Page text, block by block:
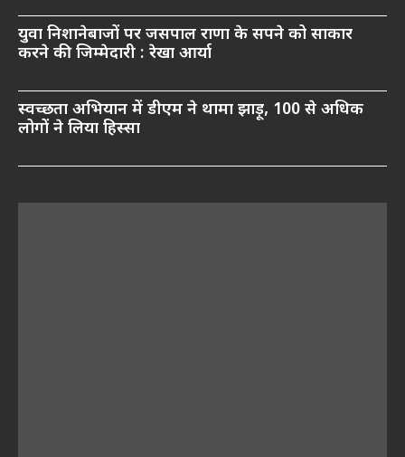
युवा निशानेबाजों पर जसपाल राणा के सपने को साकार
करने की जिम्मेदारी : रेखा आर्या
स्वच्छता अभियान में डीएम ने थामा झाड़ू, 100 से अधिक
लोगों ने लिया हिस्सा